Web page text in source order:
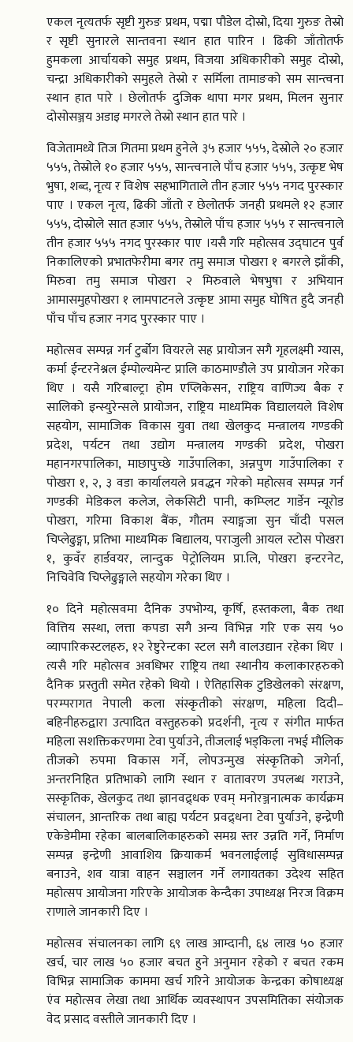
एकल नृत्यतर्फ सृष्टी गुरुङ प्रथम, पद्मा पौडेल दोस्रो, दिया गुरुङ तेस्रो
र सृष्टी सुनारले सान्तवना स्थान हात पारिन । ढिकी जाँतोतर्फ
हुमकला आर्चायको समुह प्रथम, विजया अधिकारीको समुह दोस्रो,
चन्द्रा अधिकारीको समुहले तेस्रो र सर्मिला तामाङको सम सान्त्वना
स्थान हात पारे । छेलोतर्फ दुजिक थापा मगर प्रथम, मिलन सुनार
दोसोसञ्जय अडाइ मगरले तेस्रो स्थान हात पारे ।
विजेतामध्ये तिज गितमा प्रथम हुनेले ३५ हजार ५५५, देस्रोले २० हजार
५५५, तेस्रोले १० हजार ५५५, सान्त्वनाले पाँच हजार ५५५, उत्कृष्ट भेष
भुषा, शब्द, नृत्य र विशेष सहभागिताले तीन हजार ५५५ नगद पुरस्कार
पाए । एकल नृत्य, ढिकी जाँतो र छेलोतर्फ जनही प्रथमले १२ हजार
५५५, दोस्रोले सात हजार ५५५, तेस्रोले पाँच हजार ५५५ र सान्त्वनाले
तीन हजार ५५५ नगद पुरस्कार पाए ।यसै गरि महोत्सव उद्घाटन पुर्व
निकालिएको प्रभातफेरीमा बगर तमु समाज पोखरा १ बगरले झाँकी,
मिरुवा तमु समाज पोखरा २ मिरुवाले भेषभुषा र अभियान
आमासमुहपोखरा १ लामपाटनले उत्कृष्ट आमा समुह घोषित हुदै जनही
पाँच पाँच हजार नगद पुरस्कार पाए ।
महोत्सव सम्पन्न गर्न टुर्बोग वियरले सह प्रायोजन सगै गृहलक्ष्मी ग्यास,
कर्मा ईन्टरनेश्नल ईम्पोल्यमेन्ट प्रालि काठमाण्डौले उप प्रायोजन गरेका
थिए । यसै गरिबाल्ट्रा होम एप्लिकेसन, राष्ट्रिय वाणिज्य बैक र
सालिको इन्स्युरेन्सले प्रायोजन, राष्ट्रिय माध्यमिक विद्यालयले विशेष
सहयोग, सामाजिक विकास युवा तथा खेलकुद मन्त्रालय गण्डकी
प्रदेश, पर्यटन तथा उद्योग मन्त्रालय गण्डकी प्रदेश, पोखरा
महानगरपालिका, माछापुच्छे गाउँपालिका, अन्नपुण गाउँपालिका र
पोखरा १, २, ३ वडा कार्यालयले प्रवद्धन गरेको महोत्सव सम्पन्न गर्न
गण्डकी मेडिकल कलेज, लेकसिटी पानी, कम्प्लिट गार्डेन न्यूरोड
पोखरा, गरिमा विकाश बैंक, गौतम स्याङ्गजा सुन चाँदी पसल
चिप्लेढुङ्गा, प्रतिभा माध्यमिक बिद्यालय, पराजुली आयल स्टोस पोखरा
१, कुवँर हार्डवयर, लान्दुक पेट्रोलियम प्रा.लि, पोखरा इन्टरनेट,
निचिवेवि चिप्लेढुङ्गाले सहयोग गरेका थिए ।
१० दिने महोत्सवमा दैनिक उपभोग्य, कृर्षि, हस्तकला, बैक तथा
वित्तिय सस्था, लत्ता कपडा सगै अन्य विभिन्न गरि एक सय ५०
व्यापारिकस्टलहरु, १२ रेष्टुरेन्टका स्टल सगै वालउद्यान रहेका थिए ।
त्यसै गरि महोत्सव अवधिभर राष्ट्रिय तथा स्थानीय कलाकारहरुको
दैनिक प्रस्तुती समेत रहेको थियो । ऐतिहासिक टुडिखेलको संरक्षण,
परम्परागत नेपाली कला संस्कृतीको संरक्षण, महिला दिदी–
बहिनीहरुद्वारा उत्पादित वस्तुहरुको प्रदर्शनी, नृत्य र संगीत मार्फत
महिला सशक्तिकरणमा टेवा पुर्याउने, तीजलाई भड्किला नभई मौलिक
तीजको रुपमा विकास गर्ने, लोपउन्मुख संस्कृतिको जगेर्ना,
अन्तरनिहित प्रतिभाको लागि स्थान र वातावरण उपलब्ध गराउने,
सस्कृतिक, खेलकुद तथा ज्ञानवद्र्धक एवम् मनोरञ्जनात्मक कार्यक्रम
संचालन, आन्तरिक तथा बाह्य पर्यटन प्रवद्र्धना टेवा पुर्याउने, इन्द्रेणी
एकेडेमीमा रहेका बालबालिकाहरुको समग्र स्तर उन्नति गर्ने, निर्माण
सम्पन्न इन्द्रेणी आवाशिय क्रियाकर्म भवनलाईलाई सुविधासम्पन्न
बनाउने, शव यात्रा वाहन सञ्चालन गर्ने लगायतका उदेश्य सहित
महोत्सप आयोजना गरिएके आयोजक केन्दैका उपाध्यक्ष निरज विक्रम
राणाले जानकारी दिए ।
महोत्सव संचालनका लागि ६९ लाख आम्दानी, ६४ लाख ५० हजार
खर्च, चार लाख ५० हजार बचत हुने अनुमान रहेको र बचत रकम
विभिन्न सामाजिक काममा खर्च गरिने आयोजक केन्द्रका कोषाध्यक्ष
एंव महोत्सव लेखा तथा आर्थिक व्यवस्थापन उपसमितिका संयोजक
वेद प्रसाद वस्तीले जानकारी दिए ।